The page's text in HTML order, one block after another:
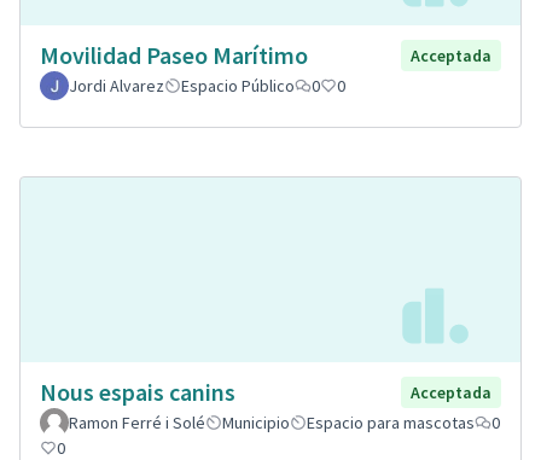
Movilidad Paseo Marítimo
Acceptada
Jordi Alvarez
Espacio Público 0 0
Nous espais canins
Acceptada
Ramon Ferré i Solé
Municipio Espacio para mascotas
0
0